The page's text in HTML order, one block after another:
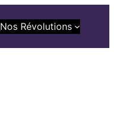
Nos Révolutions